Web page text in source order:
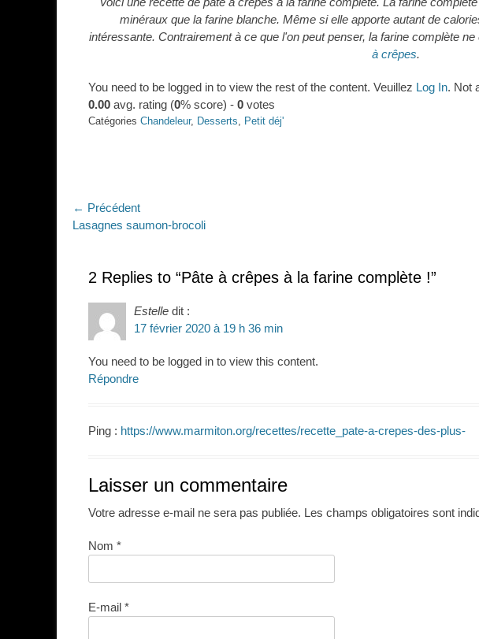
minéraux que la farine blanche. Même si elle apporte autant de
intéressante. Contrairement à ce que l'on peut penser, la farine complète
à crêpes.
You need to be logged in to view the rest of the content. Veuillez Log In. Not
0.00 avg. rating (0% score) - 0 votes
Catégories Chandeleur, Desserts, Petit déj'
Navigation
de
← Précédent
Article
Lasagnes saumon-brocoli
2 Replies to “Pâte à crêpes à la farine complète !”
Estelle dit :
17 février 2020 à 19 h 36 min
You need to be logged in to view this content.
Répondre
Ping : https://www.marmiton.org/recettes/recette_pate-a-crepes-des-plus-
Laisser un commentaire
Votre adresse e-mail ne sera pas publiée. Les champs obligatoires sont
Nom *
E-mail *